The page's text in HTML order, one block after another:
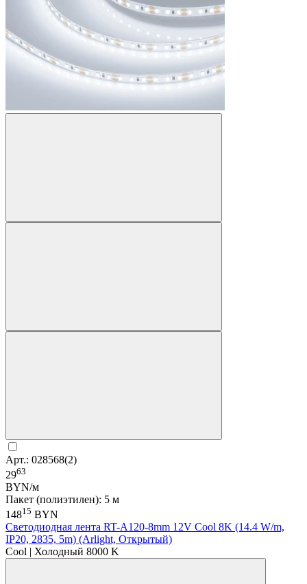
Арт.: 028568(2)
2963
BYN/м
Пакет (полиэтилен): 5 м
14815 BYN
Светодиодная лента RT-A120-8mm 12V Cool 8K (14.4 W/m,
IP20, 2835, 5m) (Arlight, Открытый)
Cool | Холодный 8000 K